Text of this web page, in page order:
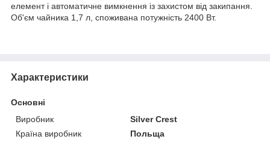
елемент і автоматичне вимкнення із захистом від закипання.
Об'єм чайника 1,7 л, споживана потужність 2400 Вт.
Характеристики
Основні
Виробник
Silver Crest
Країна виробник
Польща